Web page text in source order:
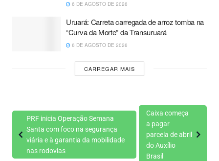
6 DE AGOSTO DE 2026
Uruará: Carreta carregada de arroz tomba na
“Curva da Morte” da Transuruará
6 DE AGOSTO DE 2026
CARREGAR MAIS
PRF inicia Operação Semana
Santa com foco na segurança
viária e à garantia da mobilidade
nas rodovias
Caixa começa
a pagar
parcela de abril
do Auxílio
Brasil